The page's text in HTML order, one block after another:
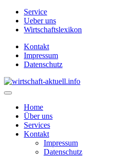
Service
Ueber uns
Wirtschaftslexikon
Kontakt
Impressum
Datenschutz
Home
Über uns
Services
Kontakt
Impressum
Datenschutz